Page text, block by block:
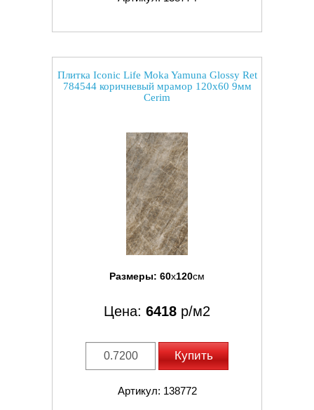
Плитка Iconic Life Moka Yamuna Glossy Ret
784544 коричневый мрамор 120x60 9мм
Cerim
Размеры: 60x120см
Цена: 6418 р/м2
Купить
Артикул: 138772